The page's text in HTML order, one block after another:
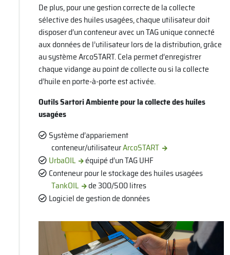
De plus, pour une gestion correcte de la collecte
sélective des huiles usagées, chaque utilisateur doit
disposer d’un conteneur avec un TAG unique connecté
aux données de l’utilisateur lors de la distribution, grâce
au système ArcoSTART. Cela permet d’enregistrer
chaque vidange au point de collecte ou si la collecte
d’huile en porte-à-porte est activée.
Outils Sartori Ambiente pour la collecte des huiles
usagées
Système d’appariement
conteneur/utilisateurArcoSTART
UrbaOIL
équipé d’un TAG UHF
Conteneur pour le stockage des huiles usagées
TankOIL
de 300/500 litres
Logiciel de gestion de données